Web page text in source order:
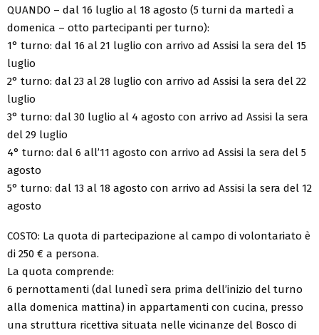
QUANDO – dal 16 luglio al 18 agosto (5 turni da martedì a
domenica – otto partecipanti per turno):
1° turno: dal 16 al 21 luglio con arrivo ad Assisi la sera del 15
luglio
2° turno: dal 23 al 28 luglio con arrivo ad Assisi la sera del 22
luglio
3° turno: dal 30 luglio al 4 agosto con arrivo ad Assisi la sera
del 29 luglio
4° turno: dal 6 all’11 agosto con arrivo ad Assisi la sera del 5
agosto
5° turno: dal 13 al 18 agosto con arrivo ad Assisi la sera del 12
agosto
COSTO: La quota di partecipazione al campo di volontariato è
di 250 € a persona.
La quota comprende:
6 pernottamenti (dal lunedì sera prima dell’inizio del turno
alla domenica mattina) in appartamenti con cucina, presso
una struttura ricettiva situata nelle vicinanze del Bosco di